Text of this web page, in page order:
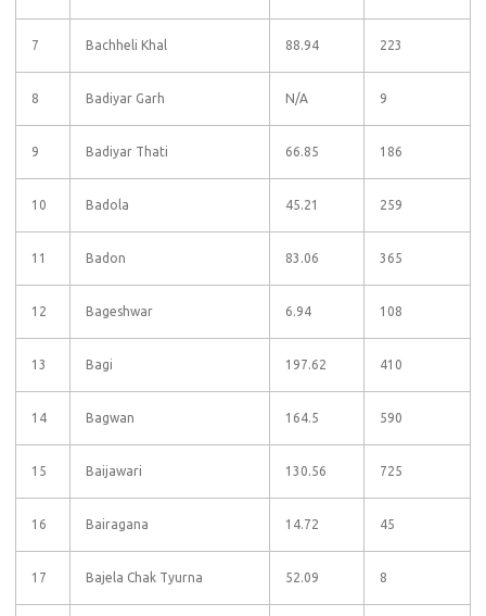
7 Bachheli Khal 88.94 223
8 Badiyar Garh N/A 9
9 Badiyar Thati 66.85 186
10 Badola 45.21 259
11 Badon 83.06 365
12 Bageshwar 6.94 108
13 Bagi 197.62 410
14 Bagwan 164.5 590
15 Baijawari 130.56 725
16 Bairagana 14.72 45
17 Bajela Chak Tyurna 52.09 8